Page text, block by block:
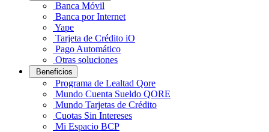
Banca Móvil
Banca por Internet
Yape
Tarjeta de Crédito iO
Pago Automático
Otras soluciones
Beneficios
Programa de Lealtad Qore
Mundo Cuenta Sueldo QORE
Mundo Tarjetas de Crédito
Cuotas Sin Intereses
Mi Espacio BCP